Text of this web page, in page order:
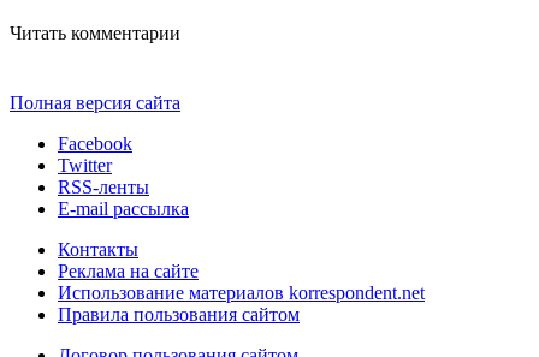
Читать комментарии
Полная версия сайта
Facebook
Twitter
RSS-ленты
E-mail рассылка
Контакты
Реклама на сайте
Использование материалов korrespondent.net
Правила пользования сайтом